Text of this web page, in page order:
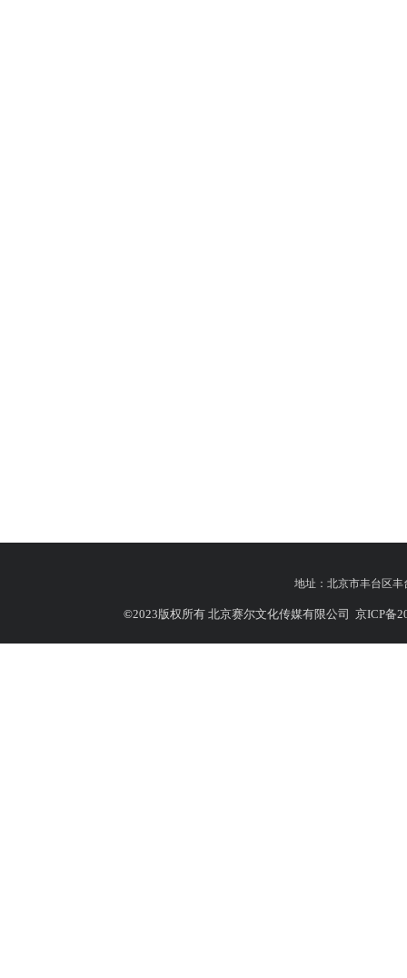
地址： 北京市丰台区丰
©2023版权所有 北京赛尔文化传媒有限公司 京ICP备